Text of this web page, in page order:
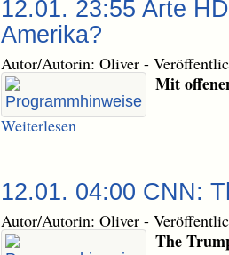
12.01. 23:55 Arte
Amerika?
Autor/Autorin: Oliver -
Mit
Weiterlesen
12.01. 04:00 CNN:
Autor/Autorin: Oliver -
The